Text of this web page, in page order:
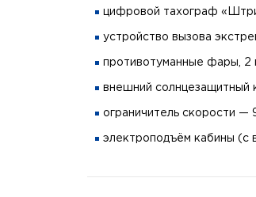
цифровой тахограф
устройство вызова
противотуманные фары, 2
внешний солнцезащитный
ограничитель скорости —
электроподъём кабины (с